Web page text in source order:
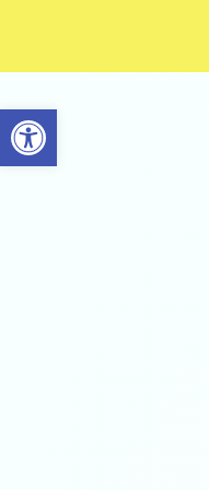
פתח סרגל נגישות